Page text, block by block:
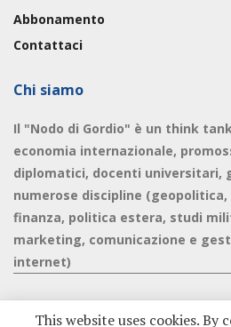
Abbonamento
Contattaci
Chi siamo
Il "Nodo di Gordio" è un think
economia internazionale,
diplomatici, docenti universitari,
numerose discipline
finanza, politica estera, studi
marketing, comunicazione e
internet)
This website uses cookies.